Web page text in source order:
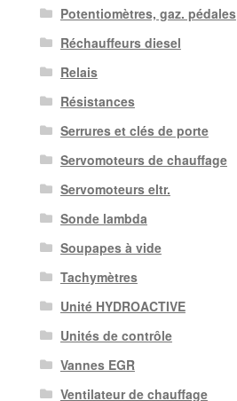
Potentiomètres, gaz. pédales
Réchauffeurs diesel
Relais
Résistances
Serrures et clés de porte
Servomoteurs de chauffage
Servomoteurs eltr.
Sonde lambda
Soupapes à vide
Tachymètres
Unité HYDROACTIVE
Unités de contrôle
Vannes EGR
Ventilateur de chauffage